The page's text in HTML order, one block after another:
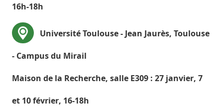
16h-18h
Université Toulouse - Jean Jaurès, Toulouse
- Campus du Mirail
Maison de la Recherche, salle E309 : 27 janvier, 7
et 10 février, 16-18h